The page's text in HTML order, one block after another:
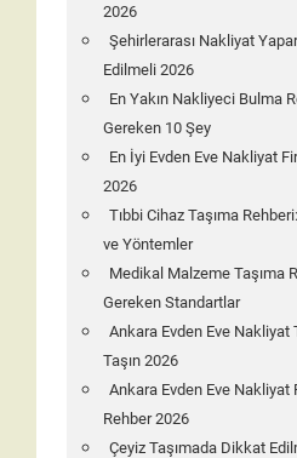
2026
Şehirlerarası Nakliyat
Edilmeli 2026
En Yakın Nakliyeci Bulma
Gereken 10 Şey
En İyi Evden Eve Nakliyat
2026
Tıbbi Cihaz Taşıma
ve Yöntemler
Medikal Malzeme Taşıma
Gereken Standartlar
Ankara Evden Eve Nakliyat
Taşın 2026
Ankara Evden Eve
Rehber 2026
Çeyiz Taşımada Dikkat